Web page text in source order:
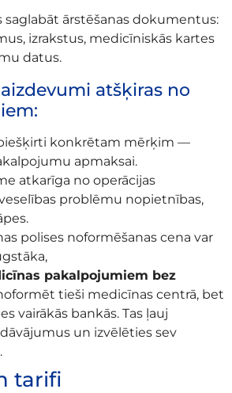
saglabāt ārstēšanas dokumentus:
izrakstus, medicīniskās kartes
datus.
atšķiras no
konkrētam mērķim —
apmaksai.
atkarīga no operācijas
problēmu nopietnības,
polises noformēšanas cena var
pakalpojumiem bez
tieši medicīnas centrā, bet
vairākās bankās. Tas ļauj
un izvēlēties sev
tarifi